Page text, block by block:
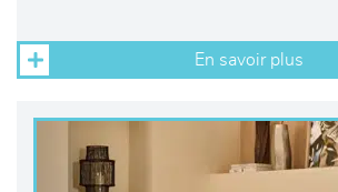
En savoir plus